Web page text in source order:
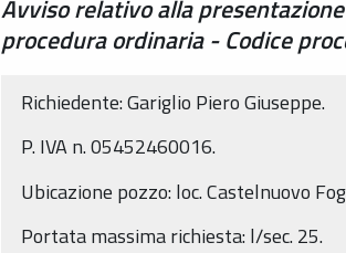
Avviso relativo alla
procedura ordinaria - Codice
Richiedente: Gariglio Piero Giuseppe.
P. IVA n. 05452460016.
Ubicazione pozzo: loc. Castelnuovo
Portata massima richiesta: l/sec. 25.